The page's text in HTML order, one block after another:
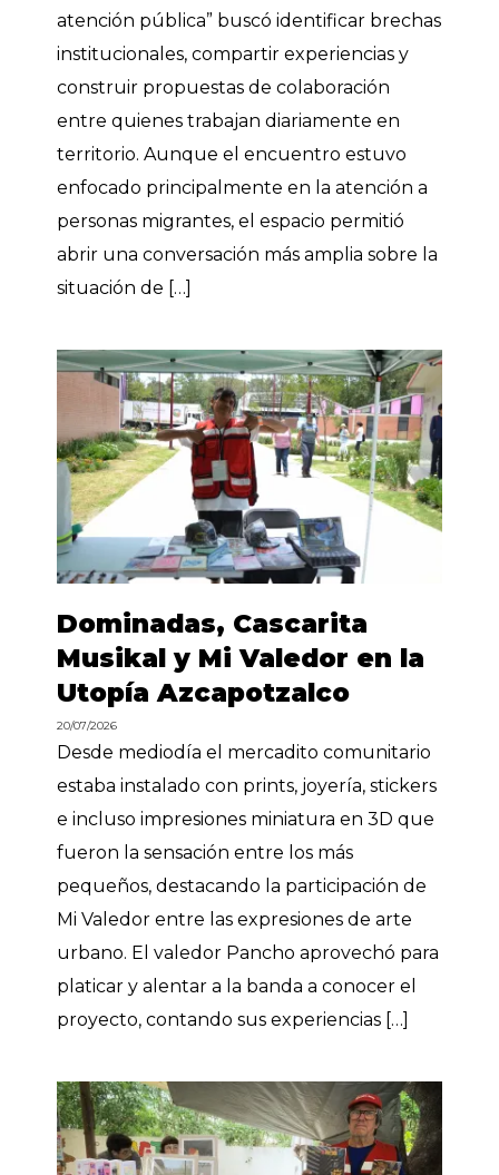
atención pública” buscó identificar brechas
institucionales, compartir experiencias y
construir propuestas de colaboración
entre quienes trabajan diariamente en
territorio. Aunque el encuentro estuvo
enfocado principalmente en la atención a
personas migrantes, el espacio permitió
abrir una conversación más amplia sobre la
situación de […]
Dominadas, Cascarita
Musikal y Mi Valedor en la
Utopía Azcapotzalco
20/07/2026
Desde mediodía el mercadito comunitario
estaba instalado con prints, joyería, stickers
e incluso impresiones miniatura en 3D que
fueron la sensación entre los más
pequeños, destacando la participación de
Mi Valedor entre las expresiones de arte
urbano. El valedor Pancho aprovechó para
platicar y alentar a la banda a conocer el
proyecto, contando sus experiencias […]